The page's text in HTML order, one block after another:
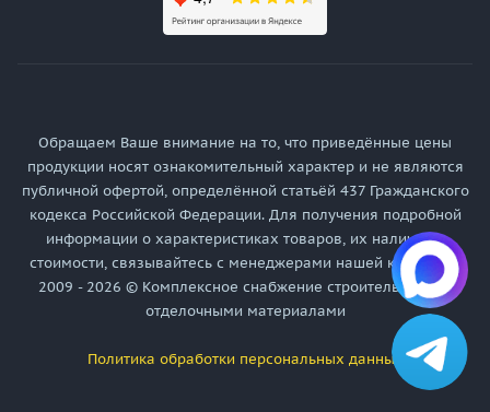
Обращаем Ваше внимание на то, что приведённые цены
продукции носят ознакомительный характер и не являются
публичной офертой, определённой статьёй 437 Гражданского
кодекса Российской Федерации. Для получения подробной
информации о характеристиках товаров, их наличия и
стоимости, связывайтесь с менеджерами нашей компании.
2009 - 2026 © Комплексное снабжение строительными и
отделочными материалами
Политика обработки персональных данных